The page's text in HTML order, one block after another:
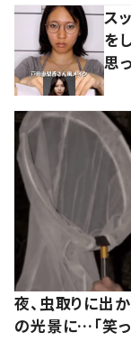
ス
を
思
夜、虫取りに出
の光景に…「笑っ